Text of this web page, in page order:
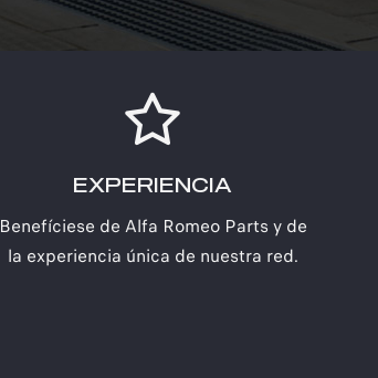
EXPERIENCIA
Benefíciese de Alfa Romeo Parts y de
la experiencia única de nuestra red.